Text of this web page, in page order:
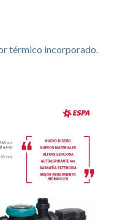
térmico incorporado.